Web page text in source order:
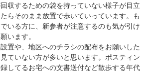
収するための袋を持っていない様子が目立
らそのまま放置で歩いていっています。も
いる方に、新参者が注意するのも気が引け
います。
置や、地区へのチラシの配布をお願いした
ていない方が多いと思います。ポスティン
してるお宅への文書送付など散歩する年代